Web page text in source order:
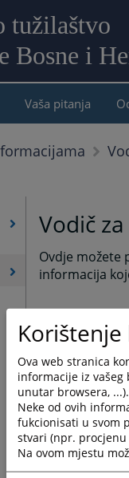
tužilaštvo
Bosne i
Vaša pitanja
Vodič
Ovdje možete
informacija
Korištenje
Ova web stranica
informacije iz vašeg
unutar browsera, ...).
Neke od ovih
fukcionisati u svom
stvari (npr. procjenu
Na ovom mjestu